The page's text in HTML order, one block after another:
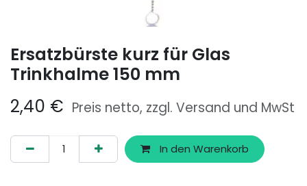
Ersatzbürste kurz für Glas
Trinkhalme 150 mm
2,40 € Preis netto, zzgl. Versand und MwSt
In den Warenkorb